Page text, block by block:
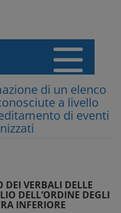
di un elenco
a livello
di eventi
DEI VERBALI DELLE
DELL’ORDINE DEGLI
INFERIORE